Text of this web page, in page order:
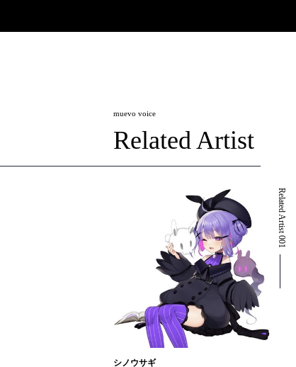
muevo voice
Related Artist
Related Artist 001
シノウサギ